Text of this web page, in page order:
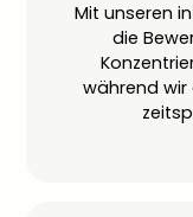
Mit unseren
die
während wir